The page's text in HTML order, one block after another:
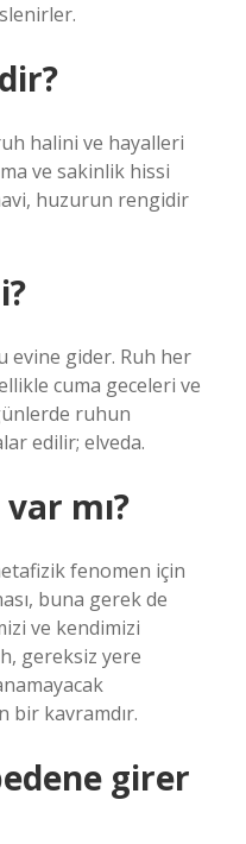
halini ve hayalleri
ve sakinlik hissi
huzurun rengidir
evine gider. Ruh her
cuma geceleri ve
ruhun
edilir; elveda.
mı?
fenomen için
buna gerek de
ve kendimizi
gereksiz yere
bir kavramdır.
girer